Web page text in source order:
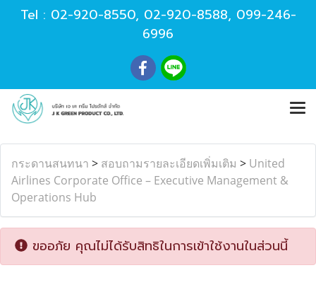
Tel : 02-920-8550, 02-920-8588, 099-246-
6996
กระดานสนทนา > สอบถามรายละเอียดเพิ่มเติม > United
Airlines Corporate Office – Executive Management &
Operations Hub
ขออภัย คุณไม่ได้รับสิทธิในการเข้าใช้งานในส่วนนี้